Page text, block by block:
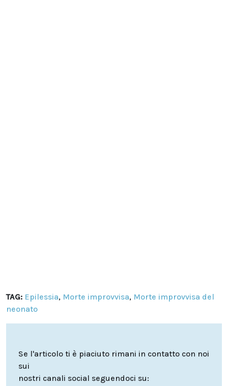
TAG: Epilessia, Morte improvvisa, Morte improvvisa del
neonato
Se l'articolo ti è piaciuto rimani in contatto con noi
sui
nostri canali social seguendoci su: